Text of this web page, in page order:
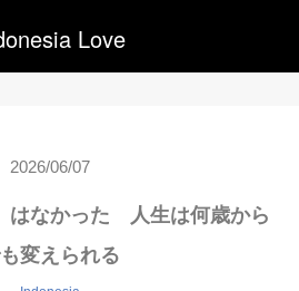
Love
2026/06/07
はなかった 人生は何歳から
変えられる